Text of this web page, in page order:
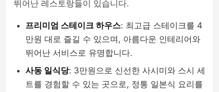
뛰어난 레스토랑들이 있습니다.
프리미엄 스테이크 하우스: 최고급 스테이크를 4
만원 대로 즐길 수 있으며, 아름다운 인테리어와
뛰어난 서비스로 유명합니다.
사동 일식당: 3만원으로 신선한 사시미와 스시 세
트를 경험할 수 있는 곳으로, 정통 일본식 요리를